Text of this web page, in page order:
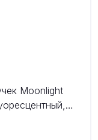
Moonlight